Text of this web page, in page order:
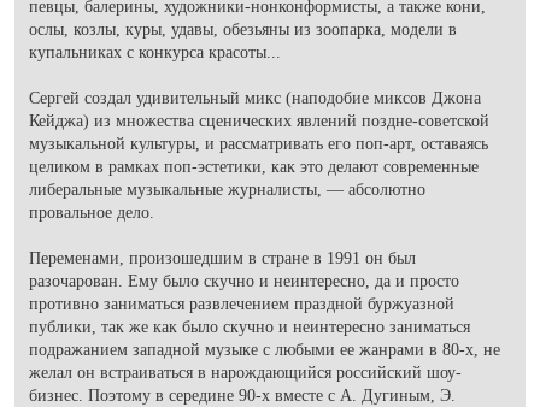
певцы, балерины, художники-нонконформисты, а также кони,
ослы, козлы, куры, удавы, обезьяны из зоопарка, модели в
купальниках с конкурса красоты...
Сергей создал удивительный микс (наподобие миксов Джона
Кейджа) из множества сценических явлений поздне-советской
музыкальной культуры, и рассматривать его поп-арт, оставаясь
целиком в рамках поп-эстетики, как это делают современные
либеральные музыкальные журналисты, — абсолютно
провальное дело.
Переменами, произошедшим в стране в 1991 он был
разочарован. Ему было скучно и неинтересно, да и просто
противно заниматься развлечением праздной буржуазной
публики, так же как было скучно и неинтересно заниматься
подражанием западной музыке с любыми ее жанрами в 80-х, не
желал он встраиваться в нарождающийся российский шоу-
бизнес. Поэтому в середине 90-х вместе с А. Дугиным, Э.